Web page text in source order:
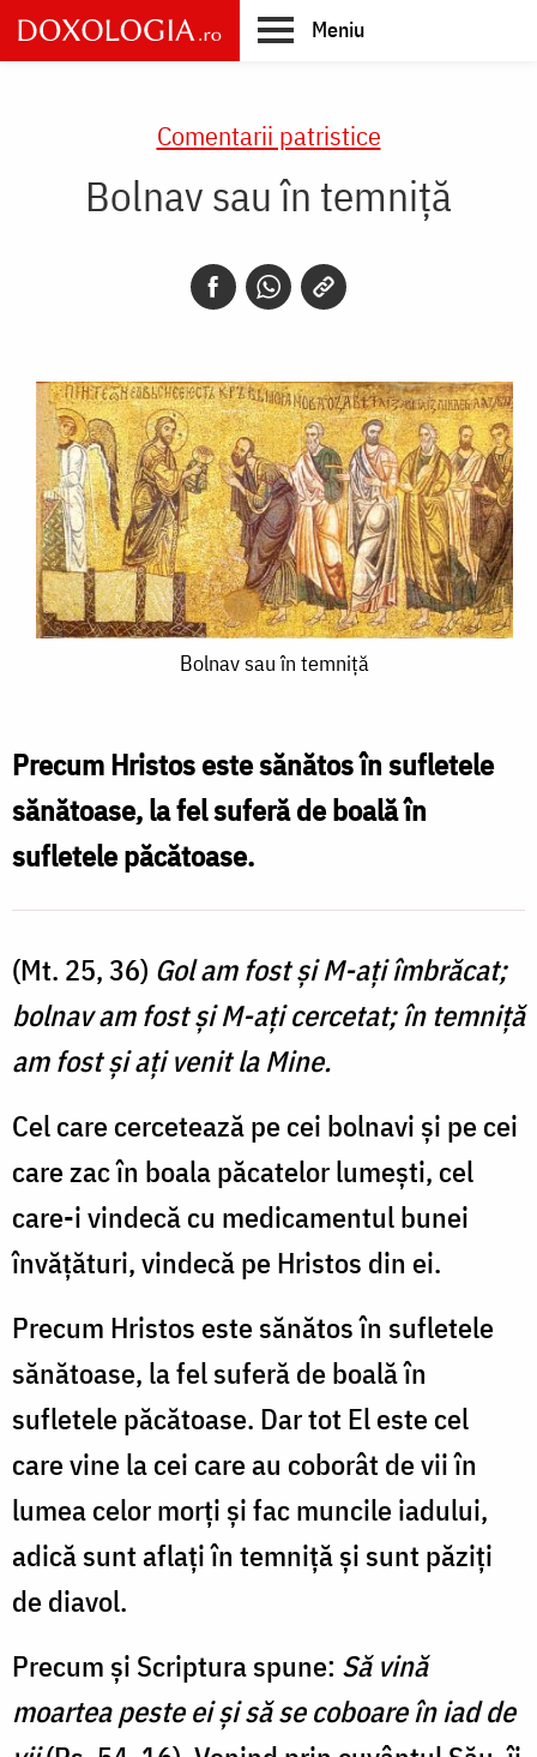
Skip
to
main
Meniu
Comentarii patristice
Bolnav sau în temniță
temniță
Bolnav sau în temniță
Precum Hristos este sănătos în sufletele
sănătoase, la fel suferă de boală în
sufletele păcătoase.
(Mt. 25, 36) Gol am fost şi M-aţi îmbrăcat;
bolnav am fost şi M-aţi cercetat; în temniţă
am fost şi aţi venit la Mine.
Cel care cercetează pe cei bolnavi și pe cei
care zac în boala păcatelor lumești, cel
care-i vindecă cu medicamentul bunei
învățături, vindecă pe Hristos din ei.
Precum Hristos este sănătos în sufletele
sănătoase, la fel suferă de boală în
sufletele păcătoase. Dar tot El este cel
care vine la cei care au coborât de vii în
lumea celor morți și fac muncile iadului,
adică sunt aflați în temniță și sunt păziți
de diavol.
Precum și Scriptura spune: Să vină
moartea peste ei şi să se coboare în iad de